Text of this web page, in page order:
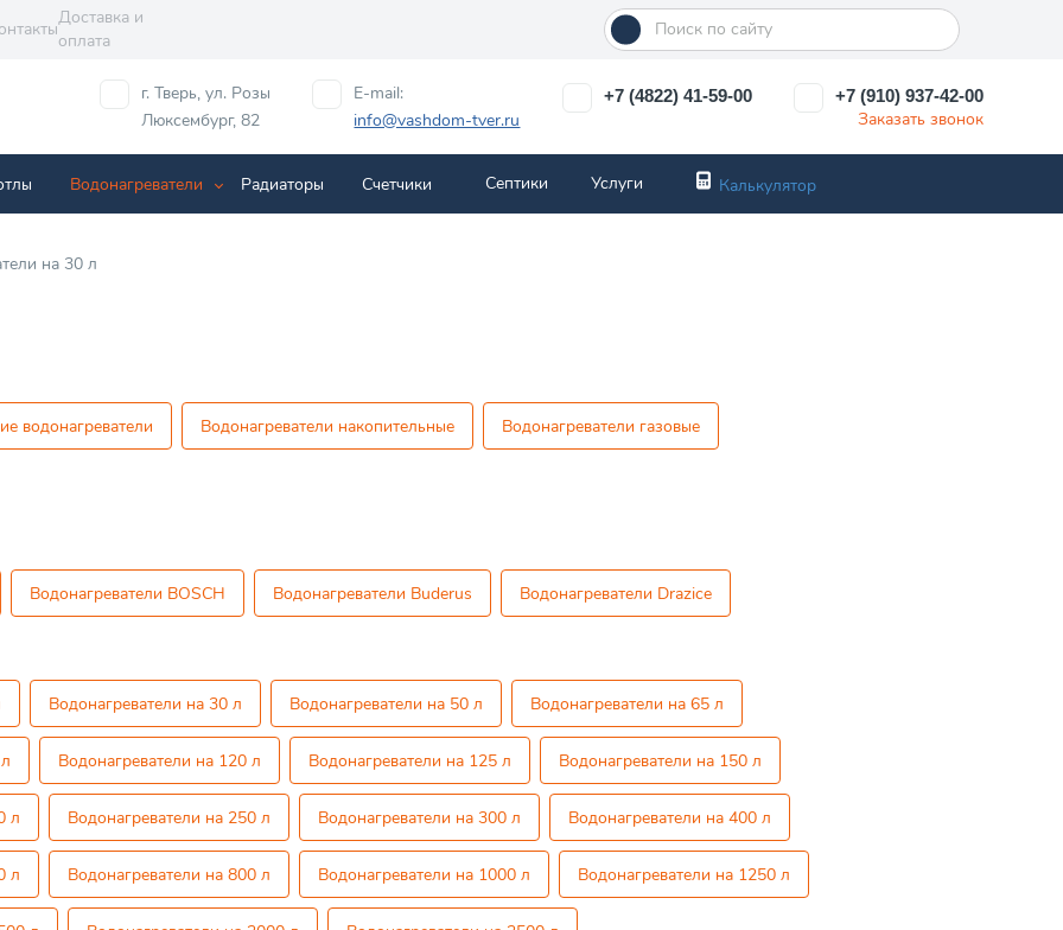
Доставка и
оплата
г. Тверь, ул. Розы
Люксембург, 82
E-mail:
info@vashdom-tver.ru
+7 (4822) 41-59-00 +7 (910) 937-42-00
Заказать звонок
Водонагреватели Радиаторы Cчетчики Септики Услуги Калькулятор
на 30 л
водонагреватели Водонагреватели накопительные Водонагреватели газовые
Водонагреватели BOSCH Водонагреватели Buderus Водонагреватели Drazice
Водонагреватели на 30 л Водонагреватели на 50 л Водонагреватели на 65 л
Водонагреватели на 120 л Водонагреватели на 125 л Водонагреватели на 150 л
л Водонагреватели на 250 л Водонагреватели на 300 л Водонагреватели на 400 л
л Водонагреватели на 800 л Водонагреватели на 1000 л Водонагреватели на 1250 л